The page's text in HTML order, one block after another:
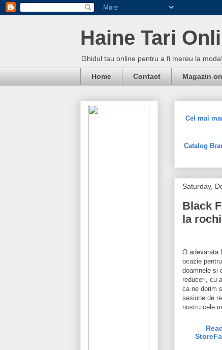
Haine Tari
Ghidul tau online pentru a fi mereu la
Home Contact Magazin
Cel mai
Catalog
Saturday,
Black
la
O adevarata
ocazie
doamnele si
reduceri, cu
ca ne dorim
sesiune de
nostru cele